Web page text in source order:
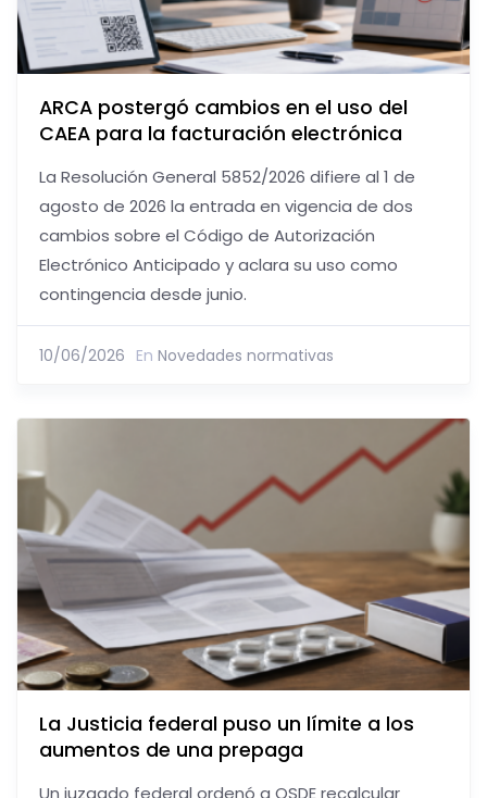
ARCA postergó cambios en el uso del
CAEA para la facturación electrónica
La Resolución General 5852/2026 difiere al 1 de
agosto de 2026 la entrada en vigencia de dos
cambios sobre el Código de Autorización
Electrónico Anticipado y aclara su uso como
contingencia desde junio.
10/06/2026 En Novedades normativas
La Justicia federal puso un límite a los
aumentos de una prepaga
Un juzgado federal ordenó a OSDE recalcular